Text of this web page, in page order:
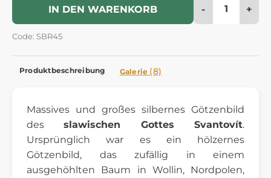
IN DEN WARENKORB - +
Code: SBR45
Produktbeschreibung Galerie (8)
Massives und großes silbernes Götzenbild
desslawischen Gottes Svantovít.
Ursprünglich war es ein hölzernes
Götzenbild, das zufällig in einem
ausgehöhlten Baum in Wollin, Nordpolen,